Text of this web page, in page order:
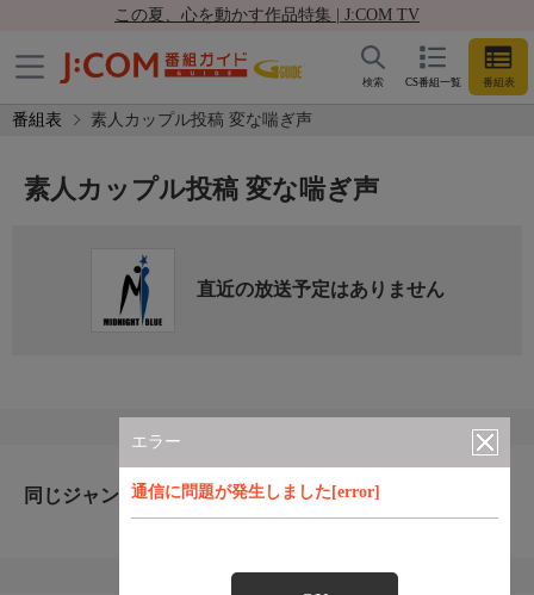
この夏、心を動かす作品特集 | J:COM TV
CS番組一覧 番組表
検索
番組表 素人カップル投稿 変な喘ぎ声
エラー
通信に問題が発生しました[error]
素人カップル投稿 変な喘ぎ声
直近の放送予定はありません
同じジャンルのおすすめ番組